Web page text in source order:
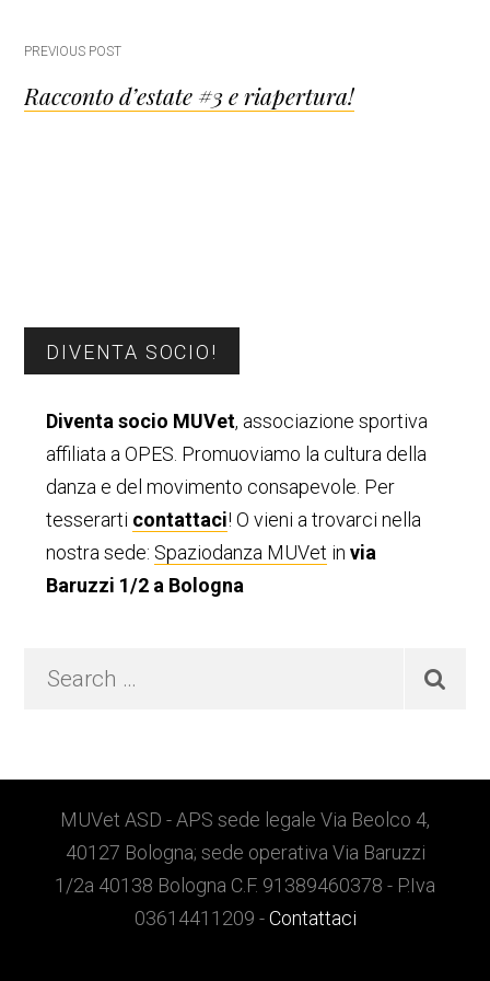
Post
navigation
PREVIOUS POST
Racconto d’estate #3 e riapertura!
Barra
laterale
primaria
DIVENTA SOCIO!
Diventa socio MUVet, associazione sportiva
affiliata a OPES. Promuoviamo la cultura della
danza e del movimento consapevole. Per
tesserarti contattaci! O vieni a trovarci nella
nostra sede: Spaziodanza MUVet invia
Baruzzi 1/2 a Bologna
FooterMUVet ASD - APS sede legale Via Beolco 4,
40127 Bologna; sede operativa Via Baruzzi
1/2a 40138 Bologna C.F. 91389460378 - P.Iva
03614411209 -Contattaci